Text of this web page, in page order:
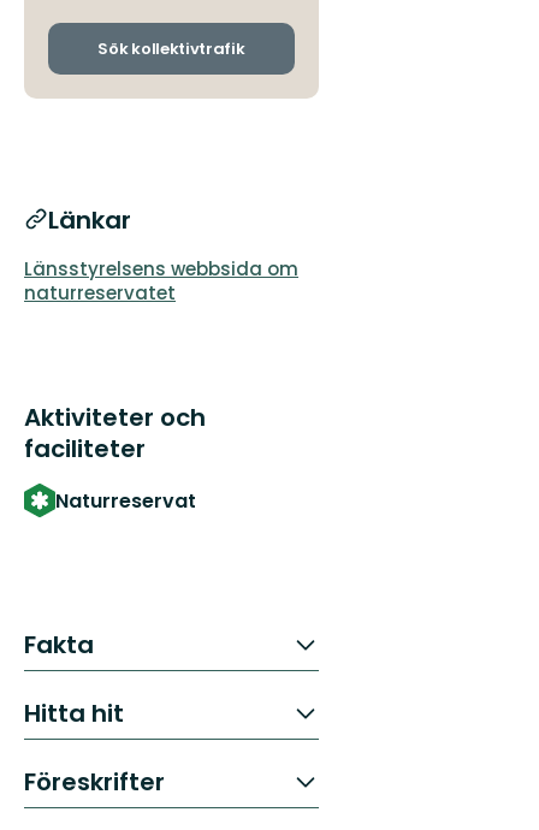
och
Sök kollektivtrafik
Länkar
Länsstyrelsens webbsida om
naturreservatet
Aktiviteter och
faciliteter
Naturreservat
Fakta
Hitta hit
Föreskrifter